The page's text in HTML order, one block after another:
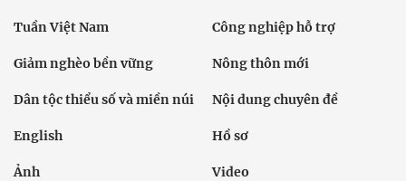
Tuần Việt Nam Công nghiệp hỗ trợ
Giảm nghèo bền vững Nông thôn mới
Dân tộc thiểu số và miền núi Nội dung chuyên đề
English Hồ sơ
Ảnh Video